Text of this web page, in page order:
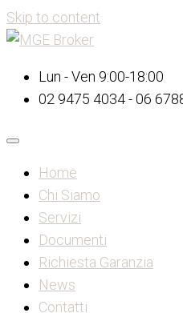
Skip to content
Lun - Ven 9:00-18:00
02 9475 4034 - 06
Home
Chi Siamo
Servizi
Documenti
Richiesta Garanzia
News
Contatti